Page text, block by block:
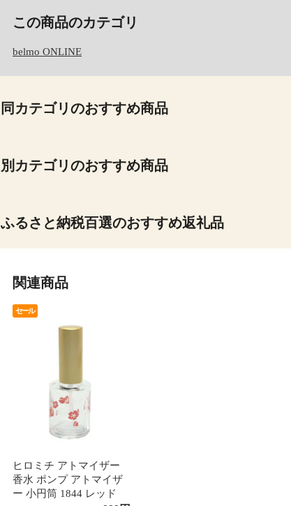
この商品のカテゴリ
belmo ONLINE
同カテゴリのおすすめ商品
別カテゴリのおすすめ商品
ふるさと納税百選のおすすめ返礼品
関連商品
セール
ヒロミチ アトマイザー
香水 ポンプ アトマイザ
ー 小円筒 1844 レッド